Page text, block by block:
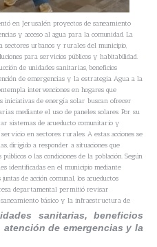
en Jerusalén proyectos de saneamiento
y acceso al agua para la comunidad. La
urbanos y rurales del municipio,
para servicios públicos y habitabilidad.
de unidades sanitarias, beneficios
de emergencias y la estrategia Agua a la
intervenciones en hogares que
iniciativas de energía solar buscan ofrecer
mediante el uso de paneles solares. Por su
sistemas de acueducto comunitario y
en sectores rurales. A estas acciones se
dirigido a responder a situaciones que
o las condiciones de la población. Según
identificadas en el municipio mediante
de acción comunal, los acueductos
departamental permitió revisar
básico y la infraestructura de
sanitarias, beneficios
de emergencias y la